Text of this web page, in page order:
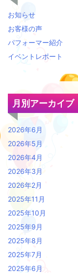
お知らせ
お客様の声
パフォーマー紹介
イベントレポート
月別アーカイブ
2026年6月
2026年5月
2026年4月
2026年3月
2026年2月
2025年11月
2025年10月
2025年9月
2025年8月
2025年7月
2025年6月